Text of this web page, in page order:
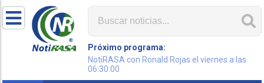
Próximo programa:
NotiRASA con Ronald Rojas el viernes a las
06:30:00